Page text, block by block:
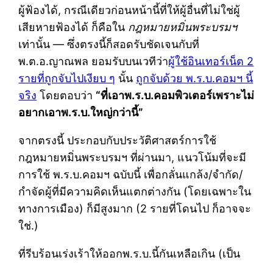
ผู้ฟ้องได้, กรณีเดียวก่อนหน้านี้ที่ให้ผู้อื่นที่ไม่ใช่ผู้
เสียหายฟ้องได้ ก็คือใน กฎหมายหมิ่นพระบรมฯ
เท่านั้น — ซึ่งตรงนี้ก็สอดรับชัดเจนกับที่
พ.ต.อ.ญาณพล ยอมรับบนเวทีว่าผู้ใช้อินเทอร์เน็ต 2
รายที่ถูกจับไปเงียบ ๆ นั้น ถูกจับด้วย พ.ร.บ.คอมฯ นี้
จริง โดยตอบว่า “ที่เอาพ.ร.บ.คอมพิวเตอร์เพราะไม่
อยากเอาพ.ร.บ.ใหญ่กว่านี้”
จากตรงนี้ ประกอบกับประวัติศาสตร์การใช้
กฎหมายหมิ่นพระบรมฯ ที่ผ่านมา, แนวโน้มที่จะมี
การใช้ พ.ร.บ.คอมฯ ฉบับนี้ เพื่อกลั่นแกล้ง/จำกัด/
กำจัดผู้ที่มีความคิดเห็นแตกต่างกัน (โดยเฉพาะใน
ทางการเมือง) ก็มีสูงมาก (2 รายที่โดนไป ก็อาจจะ
ใช่.)
ที่รีบร้อนเร่งเร้าให้ออกพ.ร.บ.นี้กันเหลือเกิน (เป็น